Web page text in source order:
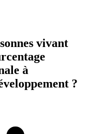
vivant
à
?